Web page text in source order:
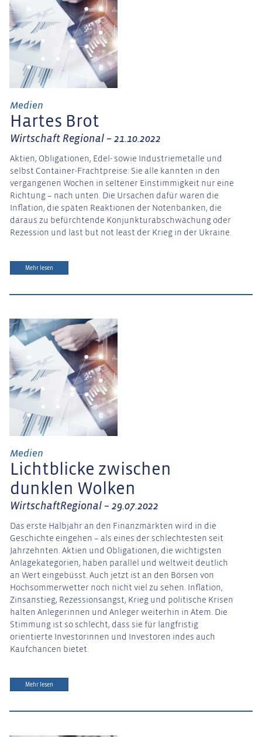
Medien
Hartes Brot
Wirtschaft Regional – 21.10.2022
Aktien, Obligationen, Edel- sowie Industriemetalle und
selbst Container-Frachtpreise: Sie alle kannten in den
vergangenen Wochen in seltener Einstimmigkeit nur eine
Richtung – nach unten. Die Ursachen dafür waren die
Inflation, die späten Reaktionen der Notenbanken, die
daraus zu befürchtende Konjunkturabschwächung oder
Rezession und last but not least der Krieg in der Ukraine.
Mehr lesen
Medien
Lichtblicke zwischen
dunklen Wolken
WirtschaftRegional – 29.07.2022
Das erste Halbjahr an den Finanzmärkten wird in die
Geschichte eingehen – als eines der schlechtesten seit
Jahrzehnten. Aktien und Obligationen, die wichtigsten
Anlagekategorien, haben parallel und weltweit deutlich
an Wert eingebüsst. Auch jetzt ist an den Börsen von
Hochsommerwetter noch nicht viel zu sehen. Inflation,
Zinsanstieg, Rezessionsangst, Krieg und politische Krisen
halten Anlegerinnen und Anleger weiterhin in Atem. Die
Stimmung ist so schlecht, dass sie für langfristig
orientierte Investorinnen und Investoren indes auch
Kaufchancen bietet.
Mehr lesen